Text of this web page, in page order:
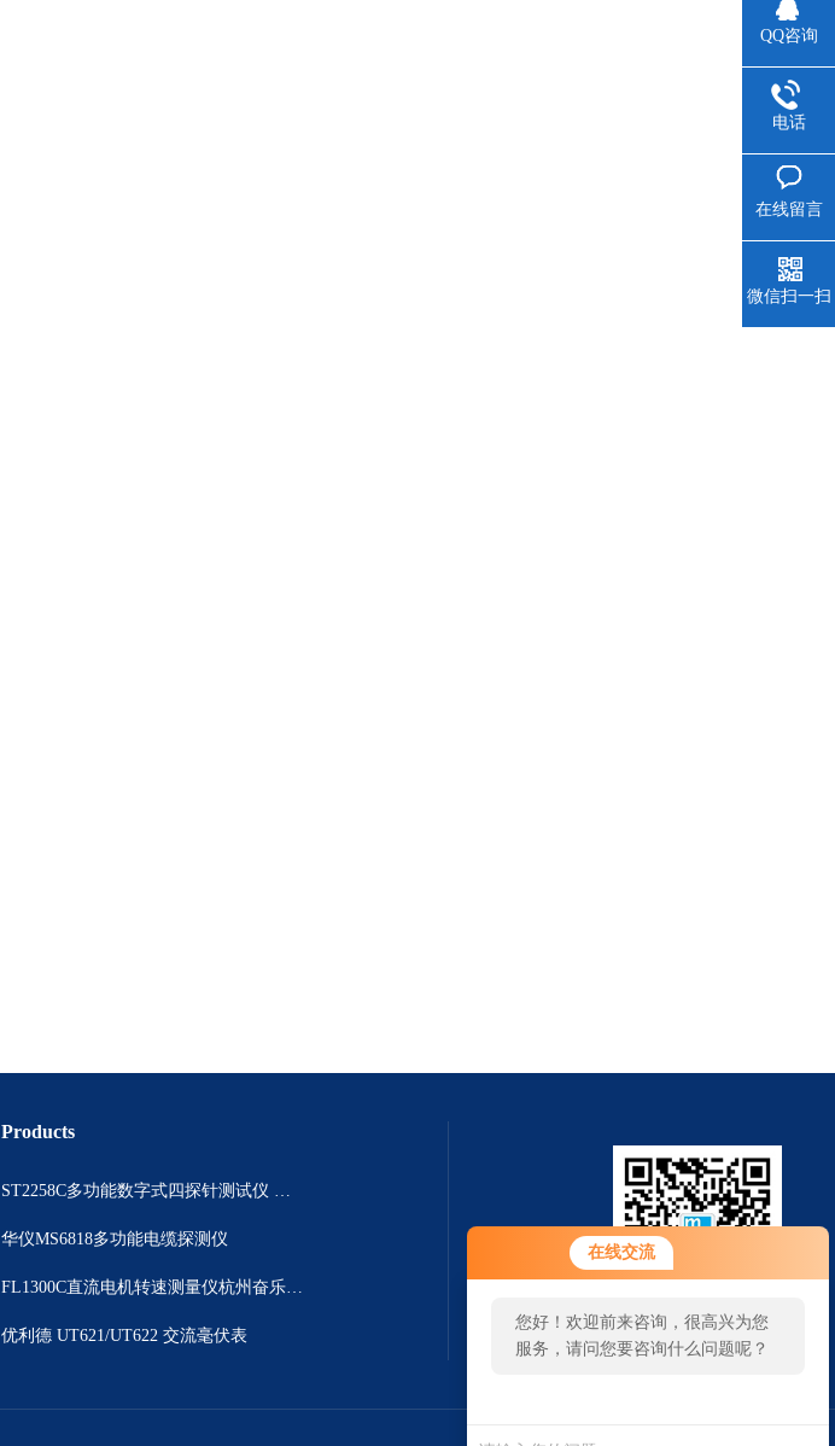
在线交流
您好！欢迎前来咨询，很高兴为您
服务，请问您要咨询什么问题呢？
Products
ST2258C多功能数字式四探针测试仪 电阻表
华仪MS6818多功能电缆探测仪
FL1300C直流电机转速测量仪杭州奋乐厂家
优利德 UT621/UT622 交流毫伏表 扫一扫 微信咨询
QQ咨询
电话
在线留言
微信扫一扫